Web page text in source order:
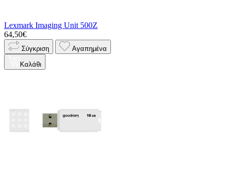
Lexmark Imaging Unit 500Z
64,50€
Σύγκριση Αγαπημένα
Καλάθι